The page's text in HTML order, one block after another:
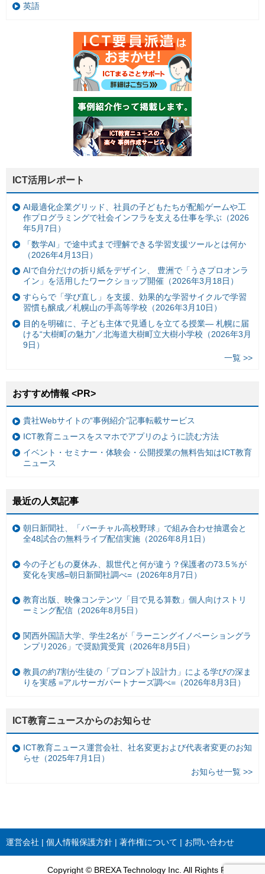
英語
ICT活用レポート
AI最適化企業グリッド、社員の子どもたちが配船ゲームや工
作プログラミングで社会インフラを支える仕事を学ぶ（2026
年5月7日）
「数学AI」で途中式まで理解できる学習支援ツールとは何か
（2026年4月13日）
AIで自分だけの折り紙をデザイン、 豊洲で「うさプロオンラ
イン」を活用したワークショップ開催（2026年3月18日）
すららで「学び直し」を支援、効果的な学習サイクルで学習
習慣も醸成／札幌山の手高等学校（2026年3月10日）
目的を明確に、子ども主体で見通しを立てる授業— 札幌に届
ける“大樹町の魅力”／北海道大樹町立大樹小学校（2026年3月
9日）
一覧 >>
おすすめ情報 <PR>
貴社Webサイトの“事例紹介”記事転載サービス
ICT教育ニュースをスマホでアプリのように読む方法
イベント・セミナー・体験会・公開授業の無料告知はICT教育
ニュース
最近の人気記事
朝日新聞社、「バーチャル高校野球」で組み合わせ抽選会と
全48試合の無料ライブ配信実施（2026年8月1日）
今の子どもの夏休み、親世代と何が違う？保護者の73.5％が
変化を実感=朝日新聞社調べ=（2026年8月7日）
教育出版、映像コンテンツ「目で見る算数」個人向けストリ
ーミング配信（2026年8月5日）
関西外国語大学、学生2名が「ラーニングイノベーショングラ
ンプリ2026」で奨励賞受賞（2026年8月5日）
教員の約7割が生徒の「プロンプト設計力」による学びの深ま
りを実感 =アルサーガパートナーズ調べ=（2026年8月3日）
ICT教育ニュースからのお知らせ
ICT教育ニュース運営会社、社名変更および代表者変更のお知
らせ（2025年7月1日）
お知らせ一覧 >>
運営会社 個人情報保護方針 著作権について お問い合わせ
Copyright © BREXA Technology Inc. All Rights Reserved.